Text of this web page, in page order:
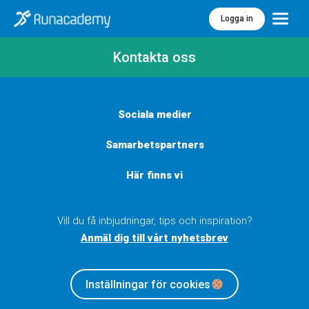
Logga in Meny
Kontakta oss
Sociala medier
Samarbetspartners
Här finns vi
Vill du få inbjudningar, tips och inspiration?
Anmäl dig till vårt nyhetsbrev
Inställningar för cookies